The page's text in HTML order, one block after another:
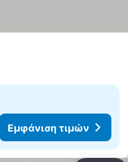
Εμφάνιση τιμών